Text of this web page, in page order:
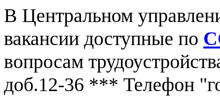
В Центральном
вакансии доступные по
вопросам
доб.12-36 *** Телефон